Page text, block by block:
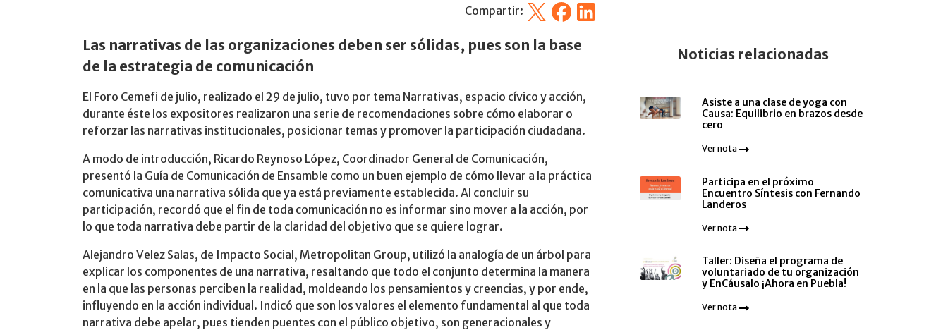
Compartir: X FacebookLinkedin
Las narrativas de las organizaciones deben ser sólidas, pues son la base
de la estrategia de comunicación
El Foro Cemefi de julio, realizado el 29 de julio, tuvo por tema Narrativas, espacio cívico y acción,
durante éste los expositores realizaron una serie de recomendaciones sobre cómo elaborar o
reforzar las narrativas institucionales, posicionar temas y promover la participación ciudadana.
A modo de introducción, Ricardo Reynoso López, Coordinador General de Comunicación,
presentó la Guía de Comunicación de Ensamble como un buen ejemplo de cómo llevar a la práctica
comunicativa una narrativa sólida que ya está previamente establecida. Al concluir su
participación, recordó que el fin de toda comunicación no es informar sino mover a la acción, por
lo que toda narrativa debe partir de la claridad del objetivo que se quiere lograr.
Alejandro Velez Salas, de Impacto Social, Metropolitan Group, utilizó la analogía de un árbol para
explicar los componentes de una narrativa, resaltando que todo el conjunto determina la manera
en la que las personas perciben la realidad, moldeando los pensamientos y creencias, y por ende,
influyendo en la acción individual. Indicó que son los valores el elemento fundamental al que toda
narrativa debe apelar, pues tienden puentes con el público objetivo, son generacionales y
Noticias relacionadas
Asiste a una clase de yoga con
Causa: Equilibrio en brazos desde
cero
Ver nota
Participa en el próximo
Encuentro Síntesis con Fernando
Landeros
Ver nota
Taller: Diseña el programa de
voluntariado de tu organización
y EnCáusalo ¡Ahora en Puebla!
Ver nota